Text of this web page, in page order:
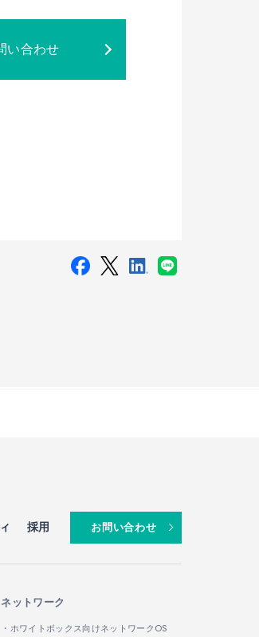
い合わせ
採用 お問い合わせ
ネットワーク
・ホワイトボックス向けネットワークOS